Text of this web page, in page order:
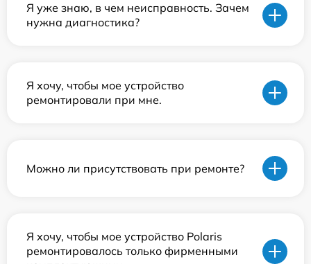
Я уже знаю, в чем неисправность. Зачем
нужна диагностика?
Я хочу, чтобы мое устройство
ремонтировали при мне.
Можно ли присутствовать при ремонте?
Я хочу, чтобы мое устройство Polaris
ремонтировалось только фирменными